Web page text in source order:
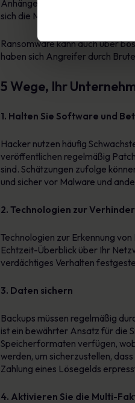
Anhänge enthalten. Die E-Mails
sich die Malware auf dem
Ransomware kann auch über
haben sich Angreifer durch
5 Wege, Ihr
1. Halten Sie Software und
Hacker nutzen häufig
veröffentlichen regelmäßig
sind. Schätzungen zufolge
und sicher vor Malware und
2. Technologien zur
Technologien zur Erkennung
Echtzeit-Überblick über Ihr
verdächtiges Verhalten
3. Daten sichern
Backups müssen regelmäßig
ist ein bewährter Ansatz für die
Speicherformaten verfügen,
werden, um sicherzustellen,
Zahlung eines Lösegelds
4. Aktivieren Sie die Multi-